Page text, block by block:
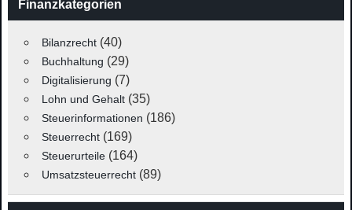
Finanzkategorien
Bilanzrecht(40)
Buchhaltung (29)
Digitalisierung (7)
Lohn und Gehalt(35)
Steuerinformationen (186)
Steuerrecht(169)
Steuerurteile(164)
Umsatzsteuerrecht(89)